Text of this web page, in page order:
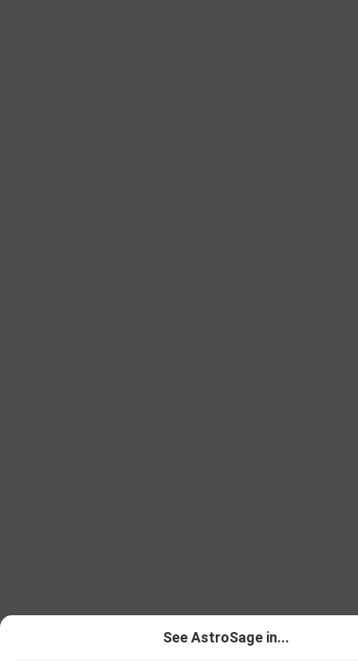
See AstroSage in...